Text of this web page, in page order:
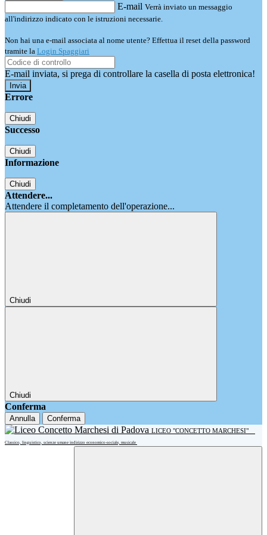
E-mail Verrà inviato un messaggio
all'indirizzo indicato con le istruzioni necessarie.
Non hai una e-mail associata al nome utente? Effettua il reset della password
tramite la Login Spaggiari
E-mail inviata, si prega di controllare la casella di posta elettronica!
Errore
Chiudi
Successo
Chiudi
Informazione
Chiudi
Attendere...
Attendere il completamento dell'operazione...
Chiudi
Chiudi
Conferma
Annulla Conferma
LICEO "CONCETTO MARCHESI"
Classico, linguistico, scienze umane indirizzo economico-sociale, musicale